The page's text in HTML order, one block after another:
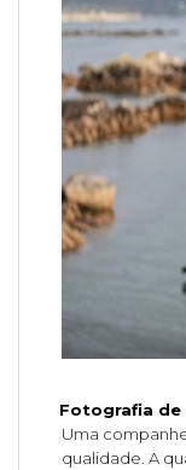
Fotografia de
Uma
qualidade. A